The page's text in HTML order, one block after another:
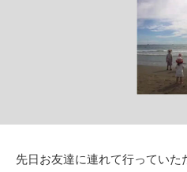
先日お友達に連れて行っていた